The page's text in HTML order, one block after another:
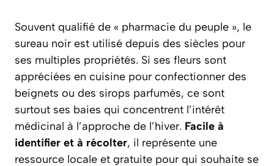
Souvent qualifié de « pharmacie du peuple », le
sureau noir est utilisé depuis des siècles pour
ses multiples propriétés. Si ses fleurs sont
appréciées en cuisine pour confectionner des
beignets ou des sirops parfumés, ce sont
surtout ses baies qui concentrent l’intérêt
médicinal à l’approche de l’hiver. Facile à
identifier et à récolter, il représente une
ressource locale et gratuite pour qui souhaite se